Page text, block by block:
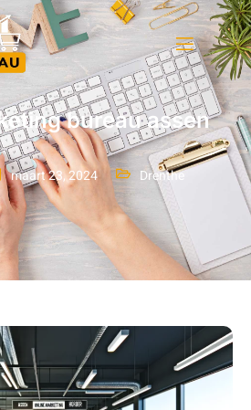
bureau assen
maart 23, 2024 Drenthe